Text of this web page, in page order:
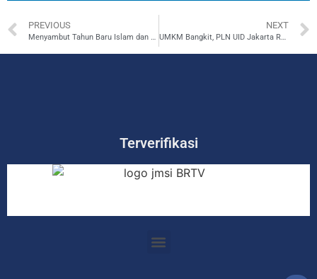
PREVIOUS
Menyambut Tahun Baru Islam dan Hari Anak Nasional: PLN Bagikan Kado untuk 400 Anak Yatim Dhuafa
NEXT
UMKM Bangkit, PLN UID Jakarta Raya Sabet Dua Platinum di Nusantara CSR Awards 2024
Terverifikasi